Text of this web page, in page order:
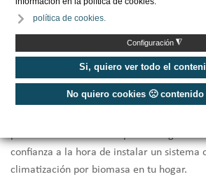
política de cookies.
Configuración ◮
Si, quiero ver todo el
No quiero cookies 🙁
Inicio
Instaladores Biomasa
Te ofrecemos una selección de los
confianza a la hora de instalar un sistema
climatización por biomasa en tu hogar.